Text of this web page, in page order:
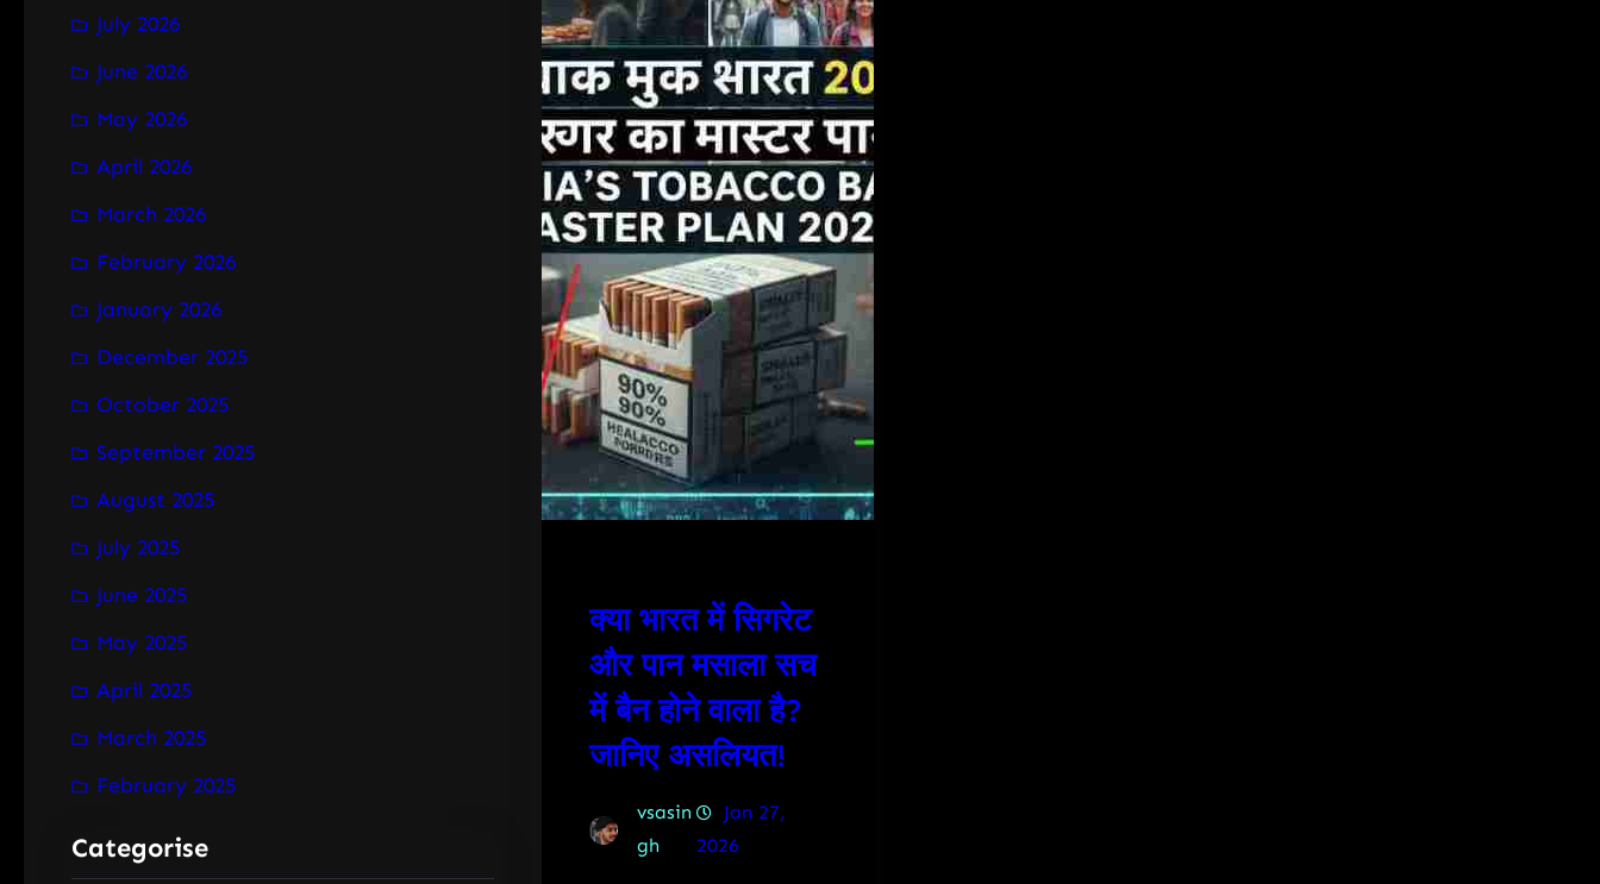
July 2026
June 2026
May 2026
April 2026
March 2026
February 2026
January 2026
December 2025
October 2025
September 2025
August 2025
July 2025
June 2025
May 2025
April 2025
March 2025
February 2025
Categorise
क्या भारत में सिगरेट
और पान मसाला सच
में बैन होने वाला है?
जानिए असलियत!
vsasin
gh
Jan 27,
2026